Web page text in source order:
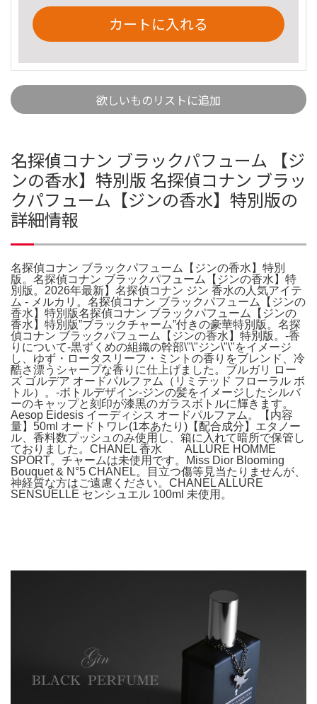
カートに入れる
欲しいものリストに追加
名探偵コナン ブラックパフューム 【ジ
ンの香水】特別版 名探偵コナン ブラッ
クパフューム【ジンの香水】特別版の
詳細情報
名探偵コナン ブラックパフューム【ジンの香水】特別
版。名探偵コナン ブラックパフューム【ジンの香水】特
別版。2026年最新】名探偵コナン ジン 香水の人気アイテ
ム - メルカリ。名探偵コナン ブラックパフューム【ジンの
香水】特別版名探偵コナン ブラックパフューム【ジンの
香水】特別版”ブラックチャーム”付きの豪華特別版。名探
偵コナン ブラックパフューム【ジンの香水】特別版。-香
りについて-黒ずくめの組織の幹部\"\"ジン\"\"をイメージ
し、ゆず・ロータスリーフ・ミントの香りをブレンド、冷
酷さ漂うシャープな香りに仕上げました。ブルガリ ロー
ズ ゴルデア オードパルファム（リミテッド フローラル ボ
トル）。-ボトルデザイン-ジンの髪をイメージしたシルバ
ーのキャップと刻印が漆黒のガラスボトルに輝きます。
Aesop Eidesis イーディシス オードパルファム。【内容
量】50ml オードトワレ(1本あたり)【配合成分】エタノー
ル、香料数プッシュのみ使用し、箱に入れて暗所で保管し
ておりました。CHANEL 香水 ALLURE HOMME
SPORT。チャームは未使用です。Miss Dior Blooming
Bouquet & N°5 CHANEL。目立つ傷等見当たりませんが、
神経質な方はご遠慮ください。CHANEL ALLURE
SENSUELLE センシュエル 100ml 未使用。